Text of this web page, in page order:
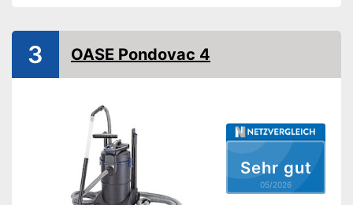
Sehr gut
05/2026
3 OASE Pondovac 4